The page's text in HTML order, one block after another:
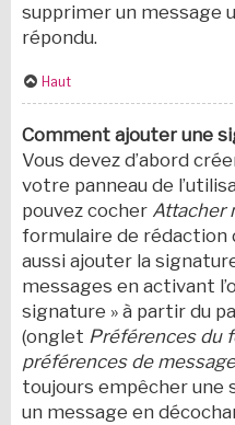
supprimer un message
répondu.
Haut
Comment ajouter une
Vous devez d’abord
votre panneau de
pouvez cocher Attacher
formulaire de rédaction
aussi ajouter la
messages en activant
signature » à partir du
(onglet Préférences du
préférences de message
toujours empêcher une
un message en